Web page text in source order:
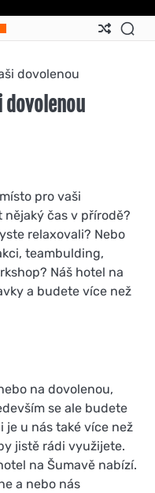
dovolenou
dovolenou
pro vaši
čas v přírodě?
relaxovali? Nebo
teambulding,
Náš hotel na
a budete více než
na dovolenou,
se ale budete
je u nás také více než
jistě rádi využijete.
na Šumavě nabízí.
a nebo nás